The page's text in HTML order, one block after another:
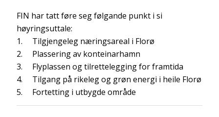
FIN har tatt føre seg følgande punkt i si
høyringsuttale:
1. Tilgjengeleg næringsareal i Florø
2. Plassering av konteinarhamn
3. Flyplassen og tilrettelegging for framtida
4. Tilgang på rikeleg og grøn energi i heile Florø
5. Fortetting i utbygde område